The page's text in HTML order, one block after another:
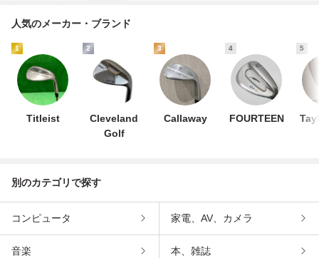
人気のメーカー・ブランド
1
Titleist
2
Cleveland
Golf
3
Callaway
4
FOURTEEN
5
別のカテゴリで探す
コンピュータ 家電、AV、カメラ
音楽 本、雑誌